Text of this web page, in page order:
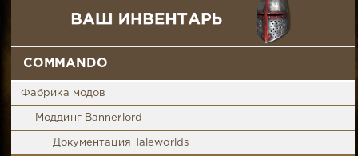
COMMANDO
Фабрика модов
Моддинг Bannerlord
Документация Taleworlds